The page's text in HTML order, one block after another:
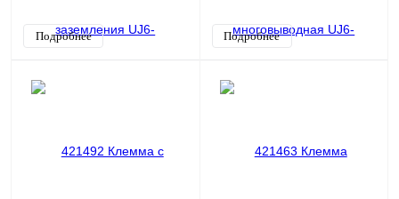
Подробнее Подробнее